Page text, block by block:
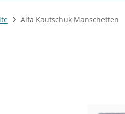
Alfa Kautschuk Manschetten